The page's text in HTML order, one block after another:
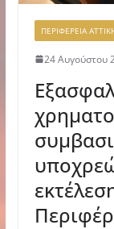
ΠΕΡΙΦΕΡΕΙΑ
24 Αυγούστου